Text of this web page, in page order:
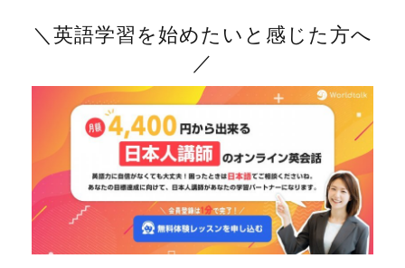
＼英語学習を始めたいと感じた方へ
／